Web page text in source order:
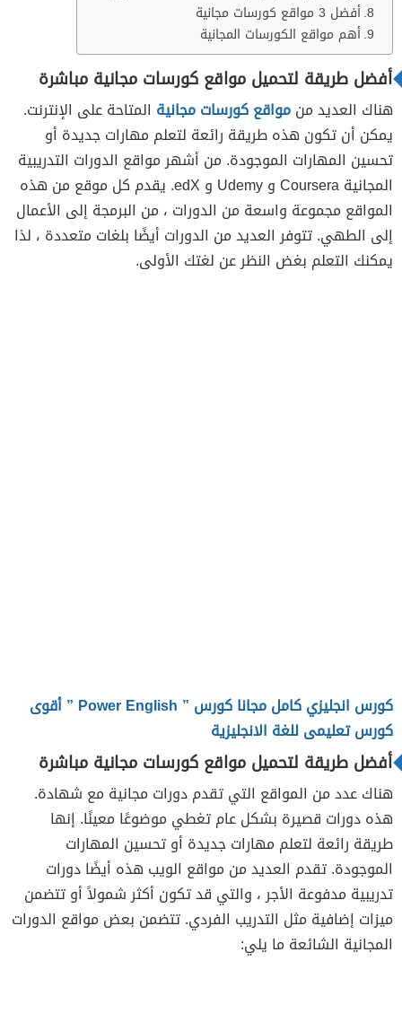
أفضل 3 مواقع كورسات مجانية
أهم مواقع الكورسات المجانية
أفضل طريقة لتحميل مواقع كورسات مجانية مباشرة
هناك العديد منمواقع كورسات مجانية المتاحة على الإنترنت.
يمكن أن تكون هذه طريقة رائعة لتعلم مهارات جديدة أو
تحسين المهارات الموجودة. من أشهر مواقع الدورات التدريبية
المجانية Coursera و Udemy و edX. يقدم كل موقع من هذه
المواقع مجموعة واسعة من الدورات ، من البرمجة إلى الأعمال
إلى الطهي. تتوفر العديد من الدورات أيضًا بلغات متعددة ، لذا
يمكنك التعلم بغض النظر عن لغتك الأولى.
كورس انجليزي كامل مجانا كورس ” Power English ” أقوى
كورس تعليمى للغة الانجليزية
أفضل طريقة لتحميل مواقع كورسات مجانية مباشرة
هناك عدد من المواقع التي تقدم دورات مجانية مع شهادة.
هذه دورات قصيرة بشكل عام تغطي موضوعًا معينًا. إنها
طريقة رائعة لتعلم مهارات جديدة أو تحسين المهارات
الموجودة. تقدم العديد من مواقع الويب هذه أيضًا دورات
تدريبية مدفوعة الأجر ، والتي قد تكون أكثر شمولاً أو تتضمن
ميزات إضافية مثل التدريب الفردي. تتضمن بعض مواقع الدورات
المجانية الشائعة ما يلي: